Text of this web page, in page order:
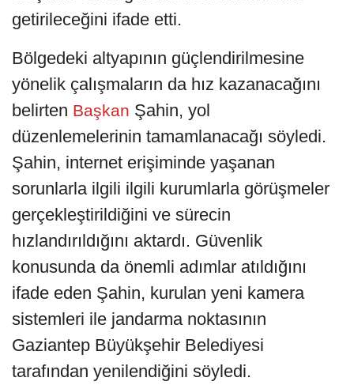
getirileceğini ifade etti.
Bölgedeki altyapının güçlendirilmesine
yönelik çalışmaların da hız kazanacağını
belirten Başkan Şahin, yol
düzenlemelerinin tamamlanacağı söyledi.
Şahin, internet erişiminde yaşanan
sorunlarla ilgili ilgili kurumlarla görüşmeler
gerçekleştirildiğini ve sürecin
hızlandırıldığını aktardı. Güvenlik
konusunda da önemli adımlar atıldığını
ifade eden Şahin, kurulan yeni kamera
sistemleri ile jandarma noktasının
Gaziantep Büyükşehir Belediyesi
tarafından yenilendiğini söyledi.